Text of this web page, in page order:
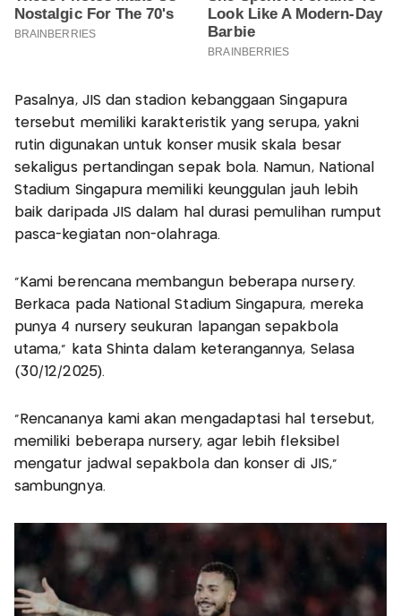
Pasalnya, JIS dan stadion kebanggaan Singapura
tersebut memiliki karakteristik yang serupa, yakni
rutin digunakan untuk konser musik skala besar
sekaligus pertandingan sepak bola. Namun, National
Stadium Singapura memiliki keunggulan jauh lebih
baik daripada JIS dalam hal durasi pemulihan rumput
pasca-kegiatan non-olahraga.
“Kami berencana membangun beberapa nursery.
Berkaca pada National Stadium Singapura, mereka
punya 4 nursery seukuran lapangan sepakbola
utama,” kata Shinta dalam keterangannya, Selasa
(30/12/2025).
“Rencananya kami akan mengadaptasi hal tersebut,
memiliki beberapa nursery, agar lebih fleksibel
mengatur jadwal sepakbola dan konser di JIS,”
sambungnya.